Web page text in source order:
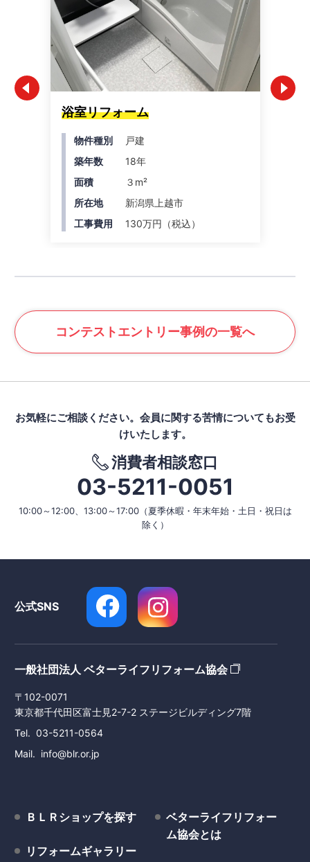
浴室リフォーム
物件種別
戸建
築年数
18年
面積
３m²
所在地
新潟県上越市
工事費用
130万円（税込）
コンテストエントリー事例の一覧へ
お気軽にご相談ください。 会員に関する苦情についてもお受
けいたします。
消費者相談窓口
03-5211-0051
10:00～12:00、13:00～17:00（夏季休暇・年末年始・土日・祝日は
除く）
公式SNS
一般社団法人 ベターライフリフォーム協会
〒102-0071
東京都千代田区富士見2-7-2 ステージビルディング7階
Tel
03-5211-0564
Mail
info@blr.or.jp
ＢＬＲショップを探す
リフォームギャラリー
ベターライフリフォー
ム協会とは